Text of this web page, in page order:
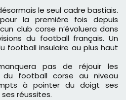
le seul cadre bastiais.
la première fois depuis
club corse n’évoluera dans
du football français. Un
football insulaire au plus haut
pas de réjouir les
du football corse au niveau
à pointer du doigt ses
réussites.